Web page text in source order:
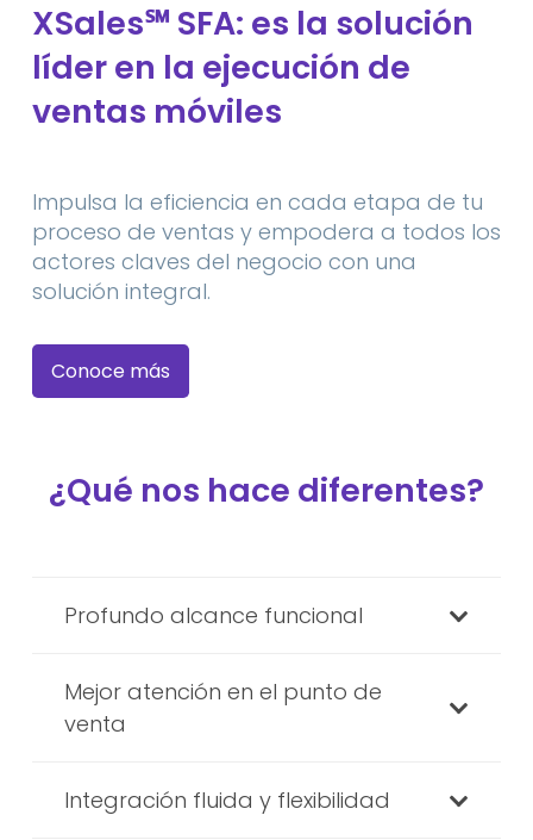
XSales℠ SFA: es la solución
líder en la ejecución de
ventas móviles
Impulsa la eficiencia en cada etapa de tu
proceso de ventas y empodera a todos los
actores claves del negocio con una
solución integral.
Conoce más
¿Qué nos hace diferentes?
Profundo alcance funcional
Mejor atención en el punto de
venta
Integración fluida y flexibilidad